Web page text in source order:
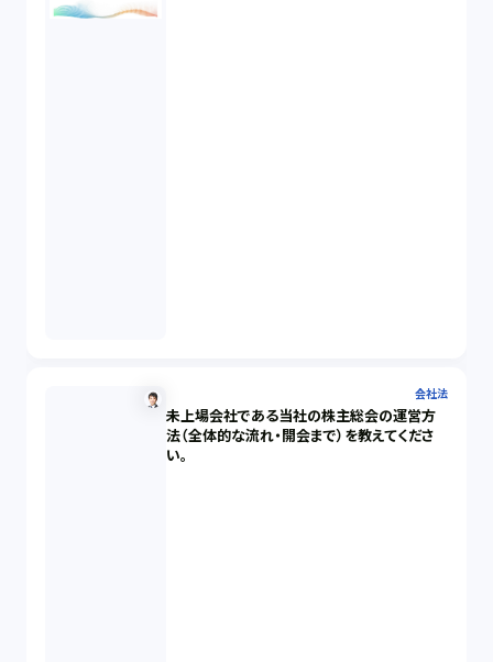
会社法
未上場会社である当社の株主総会の運営方
法（全体的な流れ・開会まで）を教えてくださ
い。